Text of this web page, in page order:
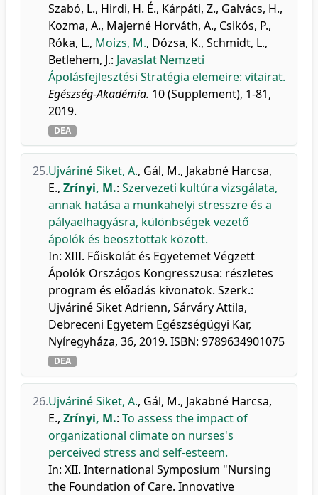
Szabó, L., Hirdi, H. É., Kárpáti, Z., Galvács, H.,
Kozma, A., Majerné Horváth, A., Csikós, P.,
Róka, L., Moizs, M., Dózsa, K., Schmidt, L.,
Betlehem, J.: Javaslat Nemzeti
Ápolásfejlesztési Stratégia elemeire: vitairat.
Egészség-Akadémia. 10 (Supplement), 1-81,
2019.
DEA
25.Ujváriné Siket, A., Gál, M., Jakabné Harcsa,
E., Zrínyi, M.: Szervezeti kultúra vizsgálata,
annak hatása a munkahelyi stresszre és a
pályaelhagyásra, különbségek vezető
ápolók és beosztottak között.
In: XIII. Főiskolát és Egyetemet Végzett
Ápolók Országos Kongresszusa: részletes
program és előadás kivonatok. Szerk.:
Ujváriné Siket Adrienn, Sárváry Attila,
Debreceni Egyetem Egészségügyi Kar,
Nyíregyháza, 36, 2019. ISBN: 9789634901075
DEA
26.Ujváriné Siket, A., Gál, M., Jakabné Harcsa,
E., Zrínyi, M.: To assess the impact of
organizational climate on nurses's
perceived stress and self-esteem.
In: XII. International Symposium "Nursing
the Foundation of Care. Innovative